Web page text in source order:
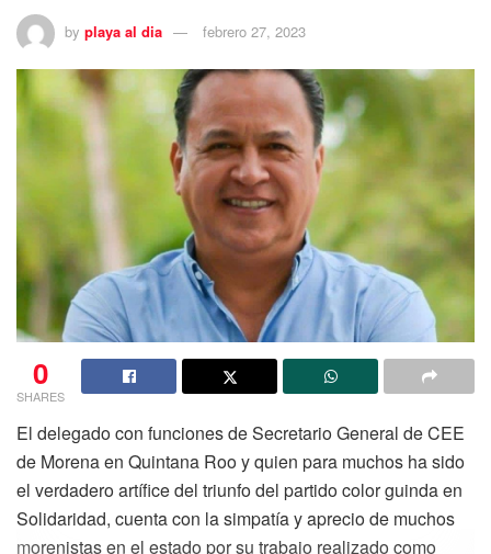
by playa al dia febrero 27, 2023
0
SHARES
El delegado con funciones de Secretario General de CEE
de Morena en Quintana Roo y quien para muchos ha sido
el verdadero artífice del triunfo del partido color guinda en
Solidaridad, cuenta con la simpatía y aprecio de muchos
morenistas en el estado por su trabajo realizado como